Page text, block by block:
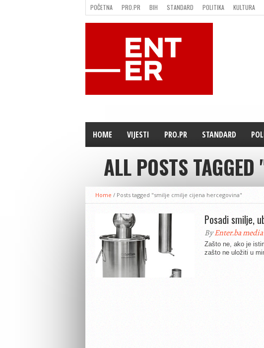
POČETNA PRO.PR BIH STANDARD POLITIKA KULTURA
FILMING LOCATION IN BH
KONTAKT
HOME VIJESTI PRO.PR STANDARD
ALL POSTS
Home / Posts tagged "smilje cmilje cijena hercegovina"
Posadi smilje,
ByEnter.ba media
Zašto ne, ako je
zašto ne uložiti u